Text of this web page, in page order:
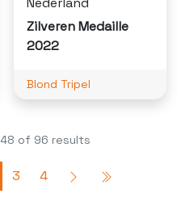
Zilveren Medaille
2022
Blond Tripel
48 of 96 results
3 4